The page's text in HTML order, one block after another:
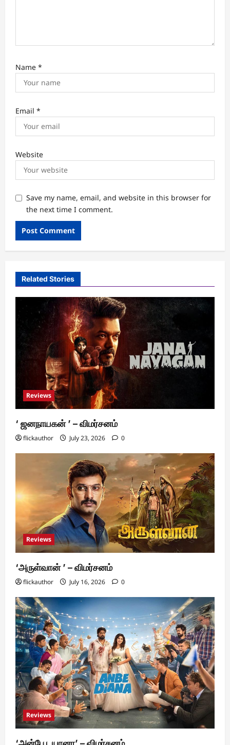
Name *
Email *
Website
Save my name, email, and website in this browser for
the next time I comment.
Related Stories
Reviews
‘ ஜனநாயகன் ’ – விமர்சனம்
flickauthor July 23, 2026 0
Reviews
‘அருள்வான் ’ – விமர்சனம்
flickauthor July 16, 2026 0
Reviews